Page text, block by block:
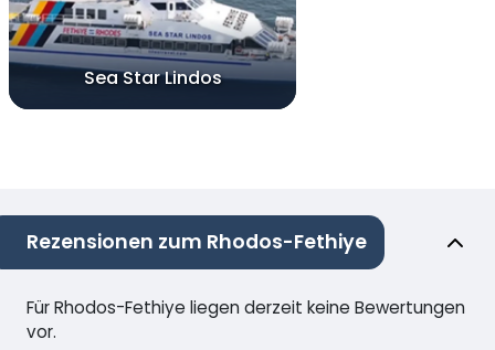
Sea Star Lindos
Rezensionen zum Rhodos-Fethiye
Für Rhodos-Fethiye liegen derzeit keine Bewertungen
vor.